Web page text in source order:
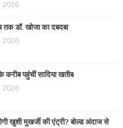
2026
डॉ. खोजा का दबदबा
2026
पहुंचीं सादिया खतीब
2026
खुशी मुखर्जी की एंट्री? बोल्ड अंदाज से